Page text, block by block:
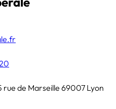
rue de Marseille 69007 Lyon